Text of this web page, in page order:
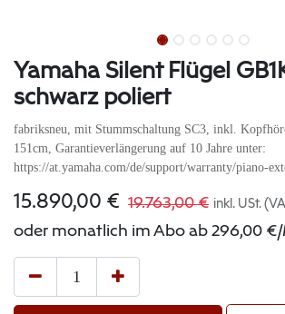
Yamaha Silent Flügel
schwarz poliert
fabriksneu, mit Stummschaltung SC3, inkl.
151cm, Garantieverlängerung auf 10 Jahre unter:
https://at.yamaha.com/de/support/warranty/piano-
15.890,00 € 19.763,00€ inkl. USt.
oder monatlich im Abo ab 296,00 €